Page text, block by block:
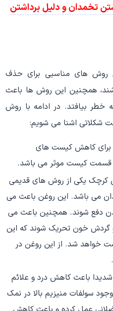
تخمدان و دلیل برداشتن
روش های مناسبی برای حذف
همچنین این روش ها باعث
بیافتد. در ادامه با روش
شکلاتی اشنا می شویم:
برای کاهش کیست های
قسمت کیست موثر می باشد.
کرچک یکی از روش های قدیمی
می باشد. این روغن باعث می
دفع شوند. همچنین باعث می
گردش خون تحریک شوند که این
خواهد شد. از این روغن در
باعث کاهش درد و علائم
سولفات منیزیم بالا در نمک